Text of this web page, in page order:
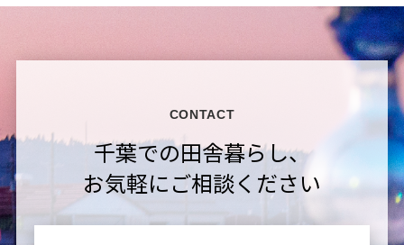
CONTACT
千葉での田舎暮らし、
お気軽にご相談ください